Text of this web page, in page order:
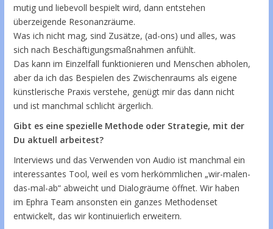
mutig und liebevoll bespielt wird, dann entstehen
überzeigende Resonanzräume.
Was ich nicht mag, sind Zusätze, (ad-ons) und alles, was
sich nach Beschäftigungsmaßnahmen anfühlt.
Das kann im Einzelfall funktionieren und Menschen abholen,
aber da ich das Bespielen des Zwischenraums als eigene
künstlerische Praxis verstehe, genügt mir das dann nicht
und ist manchmal schlicht ärgerlich.
Gibt es eine spezielle Methode oder Strategie, mit der
Du aktuell arbeitest?
Interviews und das Verwenden von Audio ist manchmal ein
interessantes Tool, weil es vom herkömmlichen „wir-malen-
das-mal-ab“ abweicht und Dialogräume öffnet. Wir haben
im Ephra Team ansonsten ein ganzes Methodenset
entwickelt, das wir kontinuierlich erweitern.